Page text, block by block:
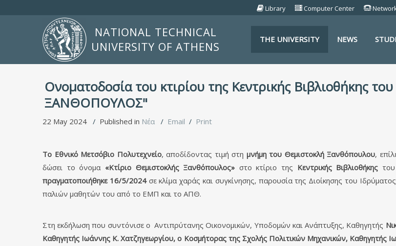
Library Computer Center
NATIONAL TECHNICAL
UNIVERSITY OF ATHENS
THE UNIVERSITY NEWS
Ονοματοδοσία του κτιρίου της Κεντρικής Βιβλιοθήκης
ΞΑΝΘΟΠΟΥΛΟΣ"
22 May 2024 Published in Νέα Email Print
Το Εθνικό Μετσόβιο Πολυτεχνείο, αποδίδοντας τιμή στη μνήμη του Θεμιστοκλή Ξανθόπουλου,
δώσει το όνομα «Κτίριο Θεμιστοκλής Ξανθόπουλος» στο κτίριο της Κεντρικής Βιβλιοθήκης
πραγματοποιήθηκε 16/5/2024σε κλίμα χαράς και συγκίνησης, παρουσία της Διοίκησης του
παλιών μαθητών του από το ΕΜΠ και το ΑΠΘ.
Στη εκδήλωση που συντόνισε ο Αντιπρύτανης Οικονομικών, Υποδομών και Ανάπτυξης, Καθηγητής
Καθηγητής Ιωάννης Κ. Χατζηγεωργίου, ο Κοσμήτορας της Σχολής Πολιτικών Μηχανικών,